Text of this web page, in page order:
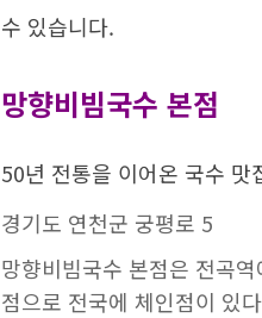
수 있습니다.
망향비빔국수 본점
50년 전통을 이어온 국수 맛
경기도 연천군 궁평로 5
망향비빔국수 본점은 전곡
점으로 전국에 체인점이 있